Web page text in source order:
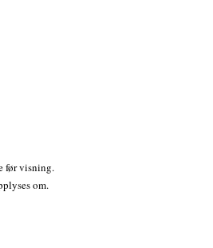
før visning.
om.